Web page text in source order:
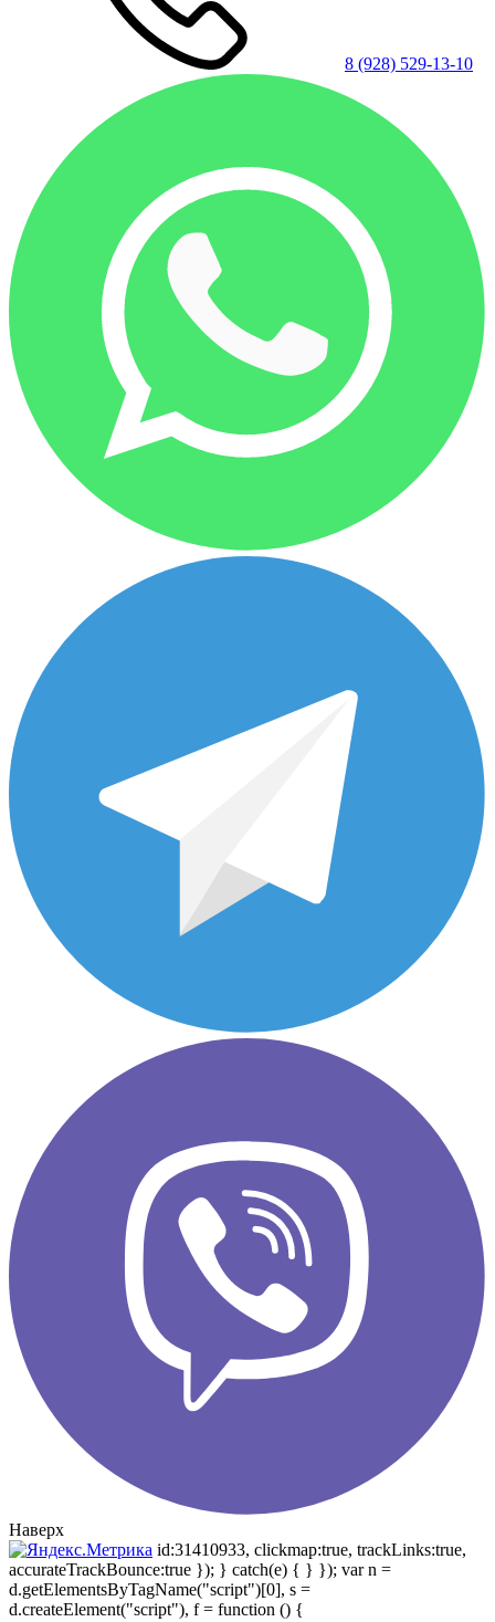
8 (928) 529-13-10
Наверх
id:31410933, clickmap:true, trackLinks:true,
accurateTrackBounce:true }); } catch(e) { } }); var n =
d.getElementsByTagName("script")[0], s =
d.createElement("script"), f = function () {